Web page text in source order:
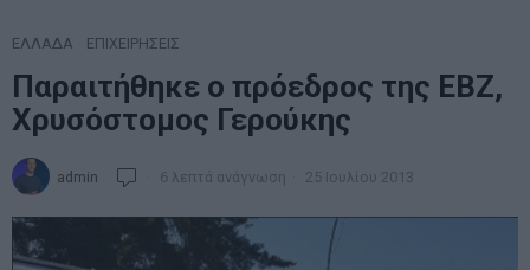
ΕΛΛΑΔΑ ΕΠΙΧΕΙΡΗΣΕΙΣ
Παραιτήθηκε ο πρόεδρος της ΕΒΖ,
Χρυσόστομος Γερούκης
admin 6 λεπτά ανάγνωση 25 Ιουλίου 2013